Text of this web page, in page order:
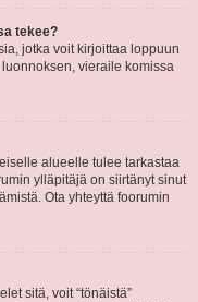
tekee?
jotka voit kirjoittaa loppuun
vieraile komissa
alueelle tulee tarkastaa
ylläpitäjä on siirtänyt sinut
Ota yhteyttä foorumin
sitä, voit “tönäistä”